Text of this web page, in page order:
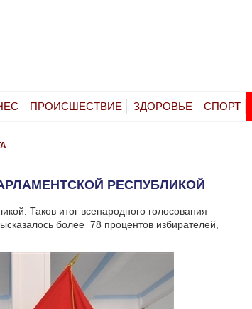
ПРОИСШЕСТВИЕ ЗДОРОВЬЕ СПОРТ
РЕСПУБЛИКОЙ
Таков итог всенародного голосования
более 78 процентов избирателей,